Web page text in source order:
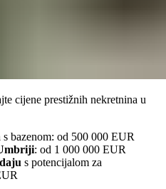
cijene prestižnih nekretnina u
s bazenom: od 500 000 EUR
: od 1 000 000 EUR
s potencijalom za